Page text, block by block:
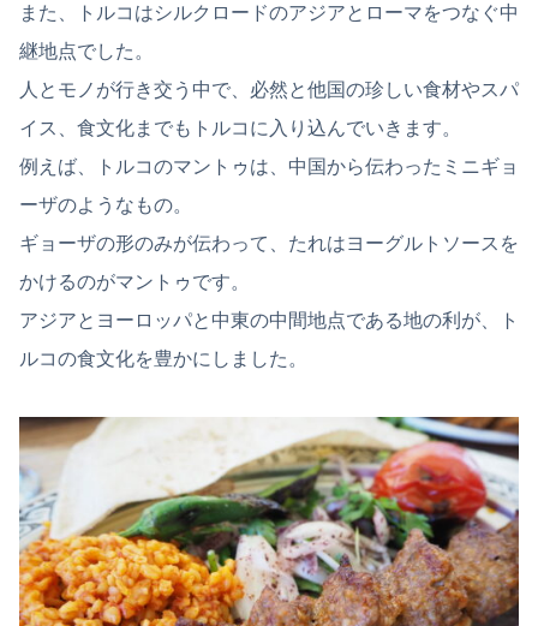
また、トルコはシルクロードのアジアとローマをつなぐ中
継地点でした。
人とモノが行き交う中で、必然と他国の珍しい食材やスパ
イス、食文化までもトルコに入り込んでいきます。
例えば、トルコのマントゥは、中国から伝わったミニギョ
ーザのようなもの。
ギョーザの形のみが伝わって、たれはヨーグルトソースを
かけるのがマントゥです。
アジアとヨーロッパと中東の中間地点である地の利が、ト
ルコの食文化を豊かにしました。